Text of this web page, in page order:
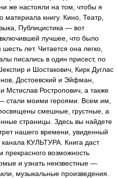
же настояли на том, чтобы я
материала книгу. Кино, Театр,
Публицистика — вот
лучшее, что было
лет. Читается она легко,
писались в один присест, по
и Шостакович, Кирк Дуглас
Достоевский и Эйфман,
Мстислав Ростропович, а также
стали моими героями. Всем им,
смешные, грустные, а
страницы. Здесь вы найдете
нашего времени, увиденный
КУЛЬТУРА. Книга даст
прекрасного возможность
и узнать неизвестные —
музыкальные произведения.